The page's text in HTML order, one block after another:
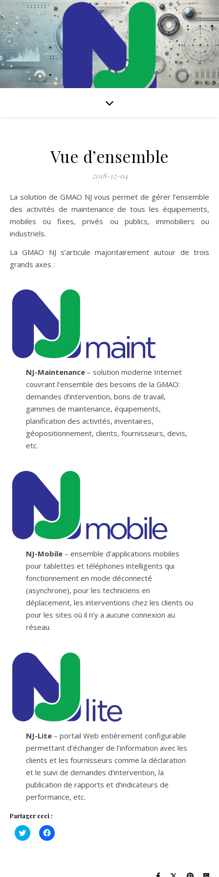
Solution de GMAO Internet pour gérer l’ensemble de vos
Vue d’ensemble
2018-12-04
La solution de GMAO NJ vous permet de gérer l’ensemble
des activités de maintenance de tous les équipements,
mobiles ou fixes, privés ou publics, immobiliers ou
industriels.
La GMAO NJ s’articule majoritairement autour de trois
grands axes :
NJ-Maintenance– solution moderne Internet
couvrant l’ensemble des besoins de la GMAO:
demandes d’intervention, bons de travail,
gammes de maintenance, équipements,
planification des activités, inventaires,
géopositionnement, clients, fournisseurs, devis,
etc.
NJ-Mobile– ensemble d’applications mobiles
pour tablettes et téléphones intelligents qui
fonctionnement en mode déconnecté
(asynchrone), pour les techniciens en
déplacement, les interventions chez les clients ou
pour les sites où il n’y a aucune connexion au
réseau.
NJ-Lite– portail Web entièrement configurable
permettant d’échanger de l’information avec les
clients et les fournisseurs comme la déclaration
et le suivi de demandes d’intervention, la
publication de rapports et d’indicateurs de
performance, etc.
Partager ceci :
Click
to
Click
to